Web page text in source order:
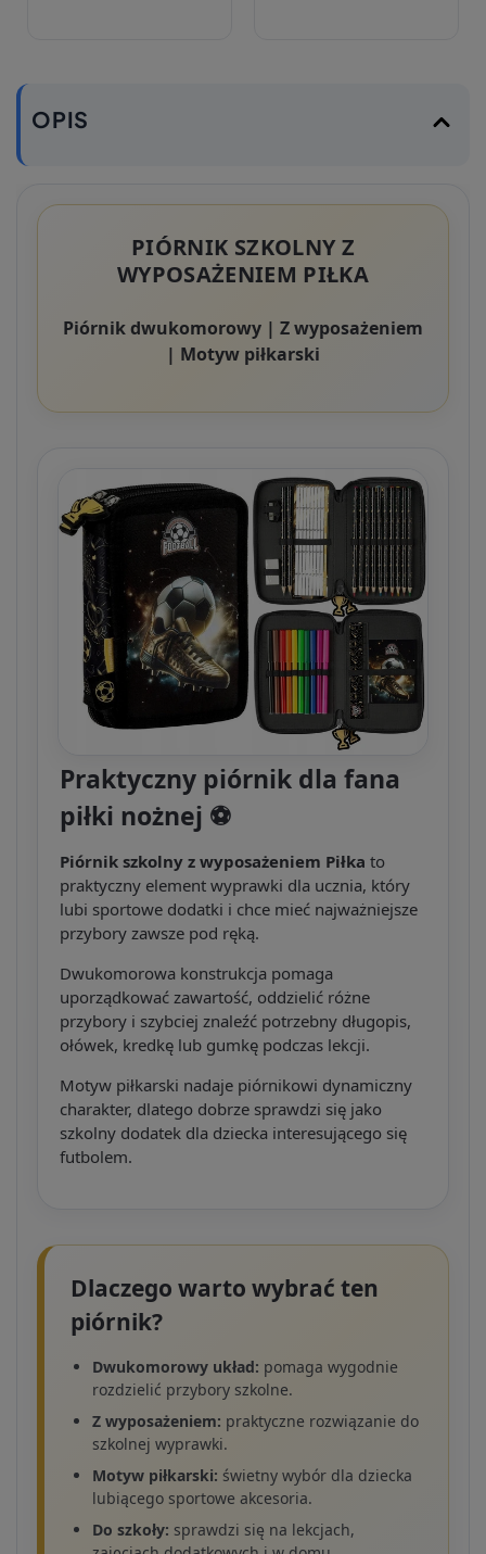
OPIS
PIÓRNIK SZKOLNY Z
WYPOSAŻENIEM PIŁKA
Piórnik dwukomorowy | Z wyposażeniem
| Motyw piłkarski
Praktyczny piórnik dla fana
piłki nożnej ⚽
Piórnik szkolny z wyposażeniem Piłka to
praktyczny element wyprawki dla ucznia, który
lubi sportowe dodatki i chce mieć najważniejsze
przybory zawsze pod ręką.
Dwukomorowa konstrukcja pomaga
uporządkować zawartość, oddzielić różne
przybory i szybciej znaleźć potrzebny długopis,
ołówek, kredkę lub gumkę podczas lekcji.
Motyw piłkarski nadaje piórnikowi dynamiczny
charakter, dlatego dobrze sprawdzi się jako
szkolny dodatek dla dziecka interesującego się
futbolem.
Dlaczego warto wybrać ten
piórnik?
Dwukomorowy układ: pomaga wygodnie
rozdzielić przybory szkolne.
Z wyposażeniem: praktyczne rozwiązanie do
szkolnej wyprawki.
Motyw piłkarski: świetny wybór dla dziecka
lubiącego sportowe akcesoria.
Do szkoły: sprawdzi się na lekcjach,